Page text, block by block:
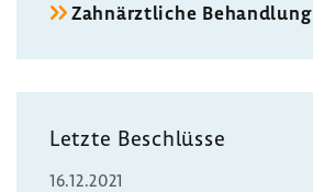
Zahn­ärzt­liche Behand­lung
Letzte Beschlüsse
16.12.2021